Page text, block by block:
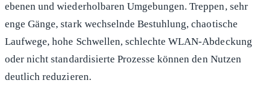
ebenen und wiederholbaren Umgebungen. Treppen, sehr
enge Gänge, stark wechselnde Bestuhlung, chaotische
Laufwege, hohe Schwellen, schlechte WLAN-Abdeckung
oder nicht standardisierte Prozesse können den Nutzen
deutlich reduzieren.